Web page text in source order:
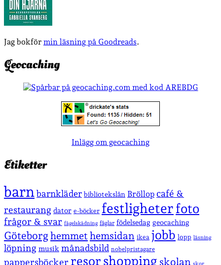
Jag bokför min läsning på Goodreads.
Geocaching
Inlägg om geocaching
Etiketter
barnbarnkläder bibliotekslån Bröllop café &
restaurang dator e-böcker festligheterfoto
frågor & svar fågelskådning fåglar födelsedag geocaching
Göteborghemmet hemsidan ikea jobb lopp läsning
löpning musik månadsbild nobelpristagare
pappersböcker resor shopping skolan skor